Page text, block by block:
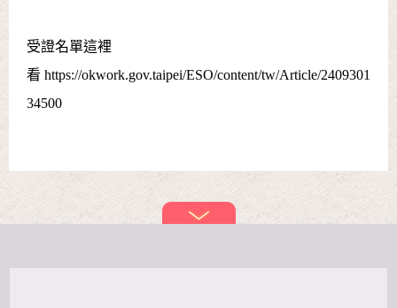
受證名單這裡
看 https://okwork.gov.taipei/ESO/content/tw/Article/2409301
34500